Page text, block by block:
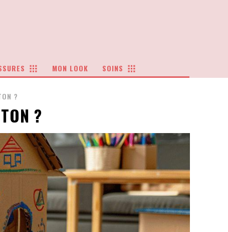
MON LOOK SOINS
?
?